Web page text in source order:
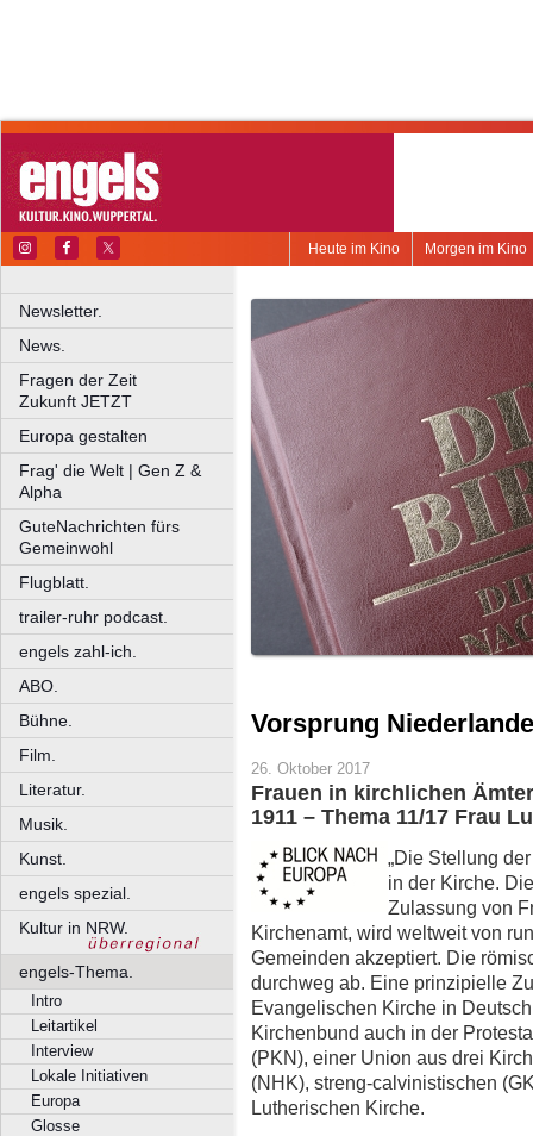
Morgen im Kino
Heute im Kino
Newsletter.
News.
Fragen der Zeit
Zukunft JETZT
Europa gestalten
Frag' die Welt | Gen Z &
Alpha
GuteNachrichten fürs
Gemeinwohl
Flugblatt.
trailer-ruhr podcast.
engels zahl-ich.
ABO.
Bühne.
Film.
Literatur.
Musik.
Kunst.
engels spezial.
Kultur in NRW.
engels-Thema.
Intro
Leitartikel
Interview
Lokale Initiativen
Europa
Glosse
Vorsprung Niederlande
26. Oktober 2017
Frauen in kirchlichen
1911 – Thema 11/17 Frau
„Die Stellung
in der Kirche.
Zulassung von
Kirchenamt, wird weltweit von
Gemeinden akzeptiert. Die
durchweg ab. Eine prinzipielle
Evangelischen Kirche in
Kirchenbund auch in der
(PKN), einer Union aus drei
(NHK), streng-calvinistischen
Lutherischen Kirche.